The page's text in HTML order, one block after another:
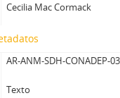
Cecilia Mac Cormack
AR-ANM-SDH-CONADEP-
Texto